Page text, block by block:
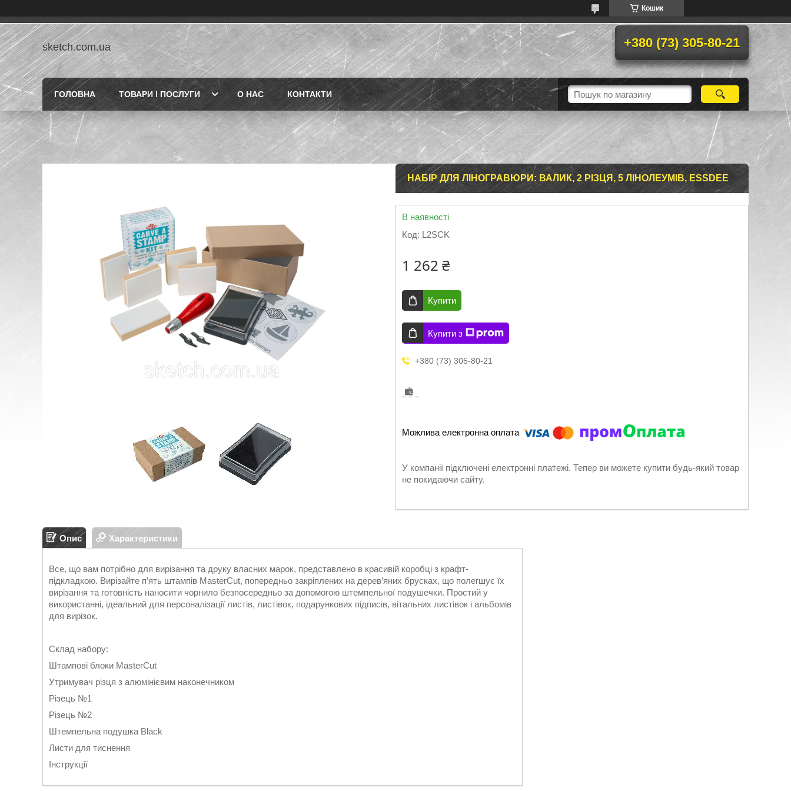
Кошик
sketch.com.ua +380 (73) 305-80-21
ГОЛОВНА ТОВАРИ І ПОСЛУГИ О НАС КОНТАКТИ
НАБІР ДЛЯ ЛІНОГРАВЮРИ: ВАЛИК, 2 РІЗЦЯ, 5 ЛІНОЛЕУМІВ, ESSDEE
В наявності
Код: L2SCK
1 262 ₴
Купити
Купити з
+380 (73) 305-80-21
У компанії підключені електронні платежі. Тепер ви можете купити будь-який товар
не покидаючи сайту.
Опис Характеристики
Все, що вам потрібно для вирізання та друку власних марок, представлено в красивій коробці з крафт-
підкладкою. Вирізайте п’ять штампів MasterCut, попередньо закріплених на дерев’яних брусках, що полегшує їх
вирізання та готовність наносити чорнило безпосередньо за допомогою штемпельної подушечки. Простий у
використанні, ідеальний для персоналізації листів, листівок, подарункових підписів, вітальних листівок і альбомів
для вирізок.
Склад набору:
Штампові блоки MasterCut
Утримувач різця з алюмінієвим наконечником
Різець №1
Різець №2
Штемпельна подушка Black
Листи для тиснення
Інструкції